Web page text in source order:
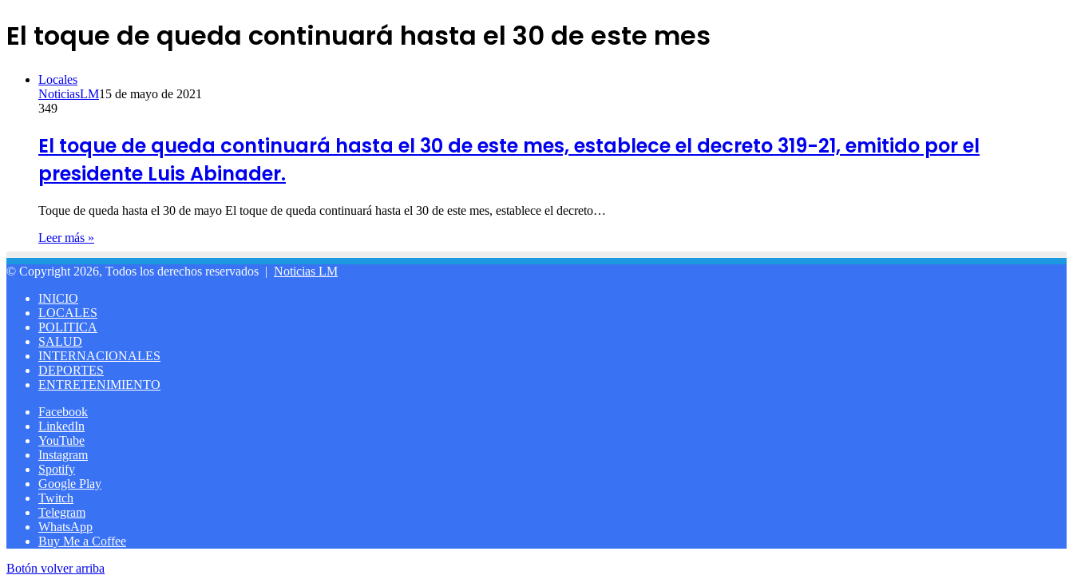
El toque de queda continuará hasta el 30 de este mes
Locales
NoticiasLM15 de mayo de 2021
349
El toque de queda continuará hasta el 30 de este mes, establece el decreto 319-21, emitido por el
presidente Luis Abinader.
Toque de queda hasta el 30 de mayo El toque de queda continuará hasta el 30 de este mes, establece el decreto…
Leer más »
© Copyright 2026, Todos los derechos reservados | Noticias LM
INICIO
LOCALES
POLITICA
SALUD
INTERNACIONALES
DEPORTES
ENTRETENIMIENTO
Facebook
LinkedIn
YouTube
Instagram
Spotify
Google Play
Twitch
Telegram
WhatsApp
Buy Me a Coffee
Botón volver arriba